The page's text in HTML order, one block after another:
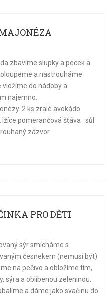
zbavíme slupky a pecek a
a nastrouháme
do nádoby a
najemno.
2 ks zralé avokádo
lžíce pomerančová šťáva sůl
zázvor
PRO DĚTI
sýr smícháme s
česnekem (nemusí být)
na pečivo a obložíme tím,
sýra a oblíbenou zeleninou.
a dáme jako svačinu do